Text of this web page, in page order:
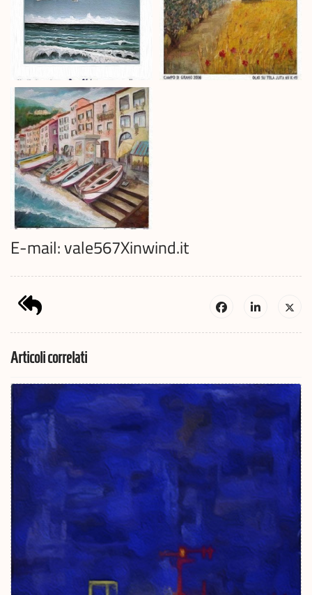
E-mail: vale567Xinwind.it
Articoli correlati